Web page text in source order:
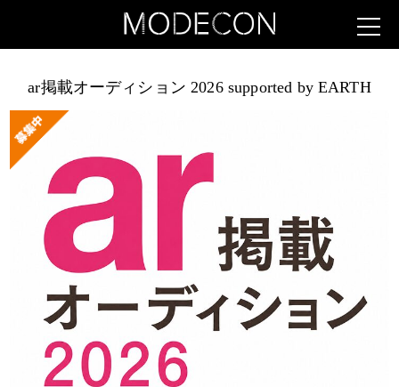
ar掲載オーディション 2026 supported by EARTH